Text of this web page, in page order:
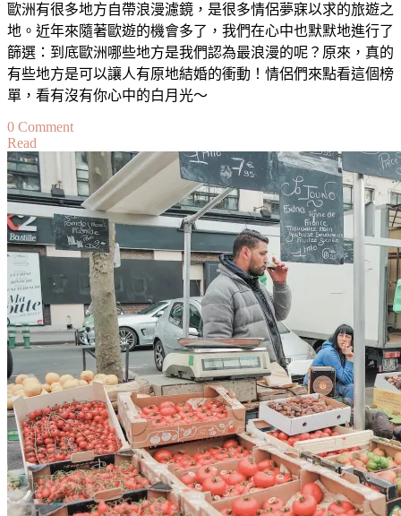
買
伴
手
禮
以
及
他
注
意
事
項
Christmas
Markets
in
Europe:
The
Ultimate
Guide
歐洲有很多地方自帶浪漫濾鏡，是很多情侶夢寐以求的旅遊之
地。近年來隨著歐遊的機會多了，我們在心中也默默地進行了
篩選：到底歐洲哪些地方是我們認為最浪漫的呢？原來，真的
有些地方是可以讓人有原地結婚的衝動！情侶們來點看這個榜
單，看有沒有你心中的白月光～
0 Commenton
洲
最
浪
漫
的
方
在
我
們
的
心
中
這
些
地
Read